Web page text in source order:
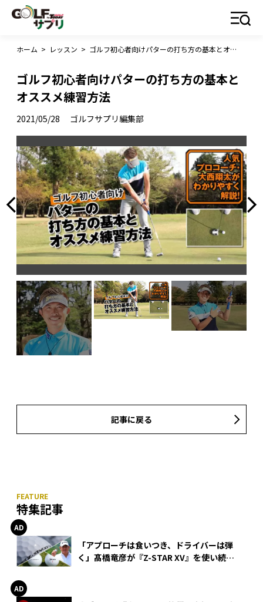
ホーム > レッスン > ゴルフ初心者向けパターの打ち方の基本とオススメ練習方法
ゴルフ初心者向けパターの打ち方の基本と
オススメ練習方法
2021/05/28 ゴルフサプリ編集部
記事に戻る
特集記事
「アプローチは食いつき、ドライバーは弾
く」髙橋竜彦が『Z-STAR XV』を使い続け